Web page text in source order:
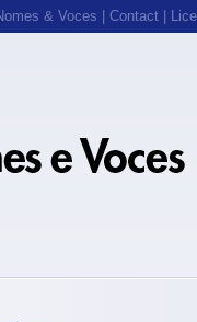
& Voces Contact